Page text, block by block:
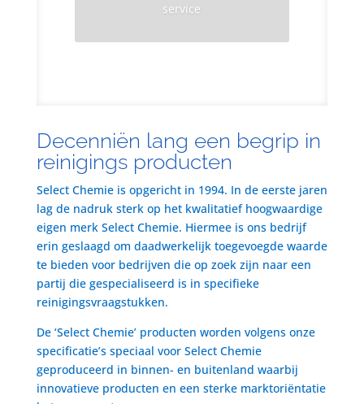
service
Decenniën lang een begrip in
reinigings producten
Select Chemie is opgericht in 1994. In de eerste jaren
lag de nadruk sterk op het kwalitatief hoogwaardige
eigen merk Select Chemie. Hiermee is ons bedrijf
erin geslaagd om daadwerkelijk toegevoegde waarde
te bieden voor bedrijven die op zoek zijn naar een
partij die gespecialiseerd is in specifieke
reinigingsvraagstukken.
De ‘Select Chemie’ producten worden volgens onze
specificatie’s speciaal voor Select Chemie
geproduceerd in binnen- en buitenland waarbij
innovatieve producten en een sterke marktoriëntatie